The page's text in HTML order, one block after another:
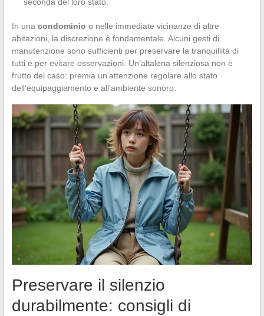
In una condominio o nelle immediate vicinanze di altre
abitazioni, la discrezione è fondamentale. Alcuni gesti di
manutenzione sono sufficienti per preservare la tranquillità di
tutti e per evitare osservazioni. Un’altalena silenziosa non è
frutto del caso: premia un’attenzione regolare allo stato
dell’equipaggiamento e all’ambiente sonoro.
Preservare il silenzio
durabilmente: consigli di